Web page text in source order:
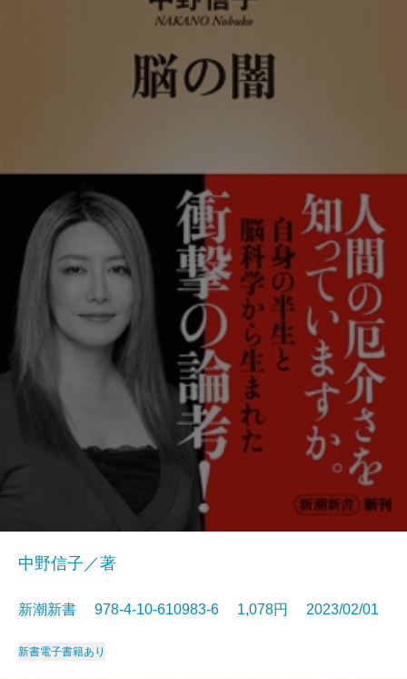
中野信子／著
新潮新書 978-4-10-610983-6 1,078円 2023/02/01
新書電子書籍あり